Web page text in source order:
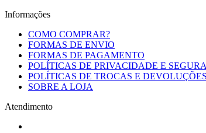
Informações
COMO COMPRAR?
FORMAS DE ENVIO
FORMAS DE PAGAMENTO
POLÍTICAS DE PRIVACIDADE E
POLÍTICAS DE TROCAS E DEVOLUÇÕES
SOBRE A LOJA
Atendimento